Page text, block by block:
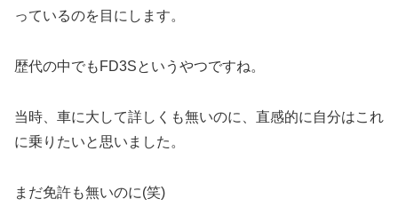
っているのを目にします。
歴代の中でもFD3Sというやつですね。
当時、車に大して詳しくも無いのに、直感的に自分はこれ
に乗りたいと思いました。
まだ免許も無いのに(笑)